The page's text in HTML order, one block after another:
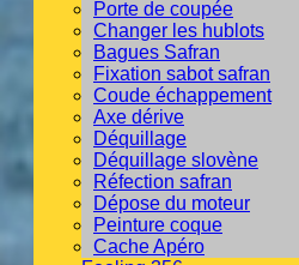
Porte de coupée
Changer les hublots
Bagues Safran
Fixation sabot safran
Coude échappement
Axe dérive
Déquillage
Déquillage slovène
Réfection safran
Dépose du moteur
Peinture coque
Cache Apéro